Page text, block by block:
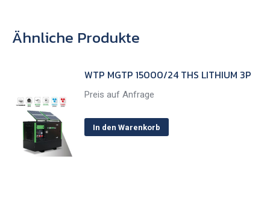
Ähnliche Produkte
WTP MGTP 15000/24 THS LITHIUM 3P
Preis auf Anfrage
In den Warenkorb